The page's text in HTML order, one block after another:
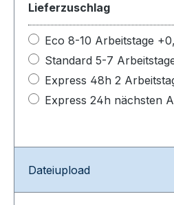
Lieferzuschlag
Eco 8-10 Arbeitstage
Standard 5-7
Express 48h 2
Express 24h nächsten
Dateiupload